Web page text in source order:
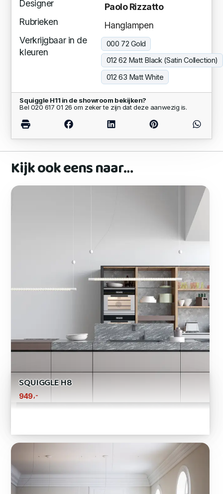
Designer
Paolo Rizzatto
Rubrieken
Hanglampen
Verkrijgbaar in de
kleuren
000 72 Gold
012 62 Matt Black (Satin Collection)
012 63 Matt White
Squiggle H11 in de showroom bekijken?
Bel 020 617 01 26 om zeker te zijn dat deze aanwezig is.
Kijk ook eens naar…
SQUIGGLE H8
949,-